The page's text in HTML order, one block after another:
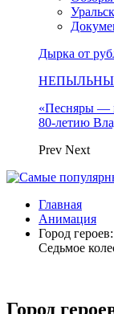
Дырка от
«Песняры —
80-летию
Prev Next
Главная
Анимация
Город
Седьмое
Город